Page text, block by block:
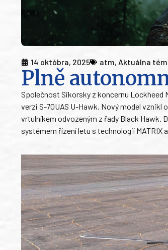
14 októbra, 2025 atm, Aktuálna
Plně
Společnost Sikorsky z koncernu Lockheed
verzi S-70UAS U-Hawk. Nový model
vrtulníkem odvozeným z řady Black Hawk.
systémem řízení letu s technologií